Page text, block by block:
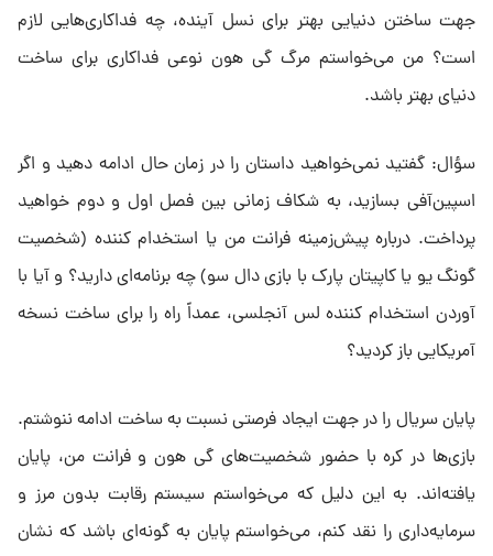
جهت ساختن دنیایی بهتر برای نسل آینده، چه فداکاری‌هایی لازم
است؟ من می‌خواستم مرگ گی هون نوعی فداکاری برای ساخت
دنیای بهتر باشد.
سؤال: گفتید نمی‌خواهید داستان را در زمان حال ادامه دهید و اگر
اسپین‌آفی بسازید، به شکاف زمانی بین فصل اول و دوم خواهید
پرداخت. درباره پیش‌زمینه فرانت من یا استخدام‌ کننده (شخصیت
گونگ یو یا کاپیتان پارک با بازی دال سو) چه برنامه‌ای دارید؟ و آیا با
آوردن استخدام‌ کننده لس‌ آنجلسی، عمداً راه را برای ساخت نسخه
آمریکایی باز کردید؟
پایان سریال را در جهت ایجاد فرصتی نسبت به ساخت ادامه ننوشتم.
بازی‌ها در کره با حضور شخصیت‌های گی هون و فرانت من، پایان
یافته‌اند. به این دلیل که می‌خواستم سیستم رقابت بدون مرز و
سرمایه‌داری را نقد کنم، می‌خواستم پایان به‌ گونه‌ای باشد که نشان